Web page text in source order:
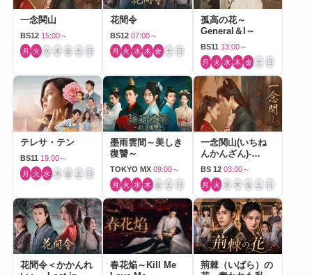
一念関山
BS12 15:00～
月 火 水 木 金 土 日
花間令
BS12 07:00～
月 火 水 木 金 土 日
孤高の花～
General＆I～
BS11 13:00～
月 火 水 木 金 土 日
テレサ・テン
BS11 19:00～
月 火 水 木 金 土 日
墨雨雲間～美しき
復讐～
TOKYO MX 09:00～
月 火 水 木 金 土 日
一念関山(いちね
んかんざん)-
Journey to Love-
BS 12 03:00～
月 火 水 木 金 土 日
花間令＜かかんれ
春花焔～Kill Me
荊棘（いばら）の